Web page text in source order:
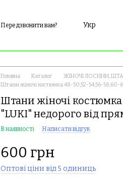
Передзвонити вам? Укр
Головна Каталог ЖІНОЧІ ЛОСИНИ,
Штани жіночі костюмка 48-50;52-54;56-58;60-
Штани жіночі
"LUKI" недорого від
В наявності Написати відгук
600 грн
Оптові ціни від 5 одиниць